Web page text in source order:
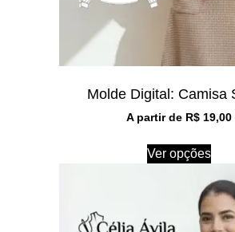
Molde Digital: Camisa
A partir de R$ 19,00
Ver opções